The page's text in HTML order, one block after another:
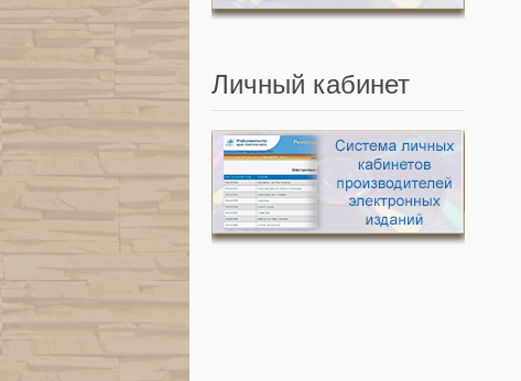
Личный кабинет